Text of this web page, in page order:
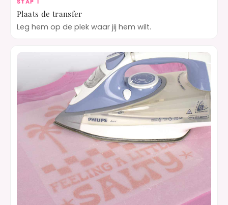
Plaats de transfer
Leg hem op de plek waar jij hem wilt.